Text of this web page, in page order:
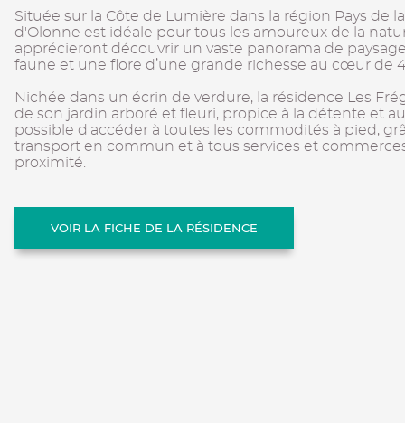
Située sur la Côte de Lumière dans la région Pays de
d'Olonne est idéale pour tous les amoureux de la
apprécieront découvrir un vaste panorama de
faune et une flore d’une grande richesse au cœur de
Nichée dans un écrin de verdure, la résidence Les
de son jardin arboré et fleuri, propice à la détente et
possible d'accéder à toutes les commodités à pied,
transport en commun et à tous services et
proximité.
VOIR LA FICHE DE LA RÉSIDENCE